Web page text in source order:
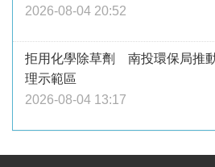
2026-08-04 20:52
拒用化學除草劑 南投環保局推
理示範區
2026-08-04 13:17